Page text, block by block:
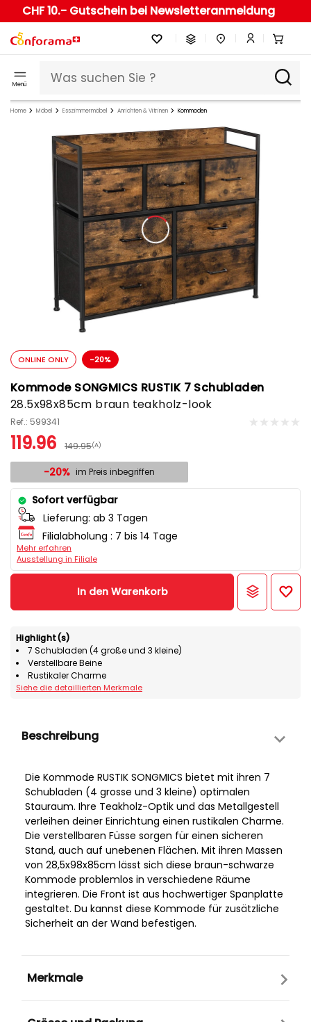
CHF 10.- Gutschein bei Newsletteranmeldung
Menü
Home Möbel Esszimmermöbel Anrichten & Vitrinen Kommoden
ONLINE ONLY -20%
Kommode SONGMICS RUSTIK 7 Schubladen
28.5x98x85cm braun teakholz-look
Ref.: 599341
119.96 149.95(A)
-20% im Preis inbegriffen
Sofort verfügbar
Lieferung: ab 3 Tagen
Filialabholung : 7 bis 14 Tage
Mehr erfahren
Ausstellung in Filiale
In den Warenkorb
Highlight(s)
7 Schubladen (4 große und 3 kleine)
Verstellbare Beine
Rustikaler Charme
Siehe die detaillierten Merkmale
Beschreibung
Die Kommode RUSTIK SONGMICS bietet mit ihren 7
Schubladen (4 grosse und 3 kleine) optimalen
Stauraum. Ihre Teakholz-Optik und das Metallgestell
verleihen deiner Einrichtung einen rustikalen Charme.
Die verstellbaren Füsse sorgen für einen sicheren
Stand, auch auf unebenen Flächen. Mit ihren Massen
von 28,5x98x85cm lässt sich diese braun-schwarze
Kommode problemlos in verschiedene Räume
integrieren. Die Front ist aus hochwertiger Spanplatte
gestaltet. Du kannst diese Kommode für zusätzliche
Sicherheit an der Wand befestigen.
Merkmale